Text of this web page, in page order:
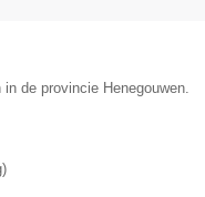
de provincie Henegouwen.
)